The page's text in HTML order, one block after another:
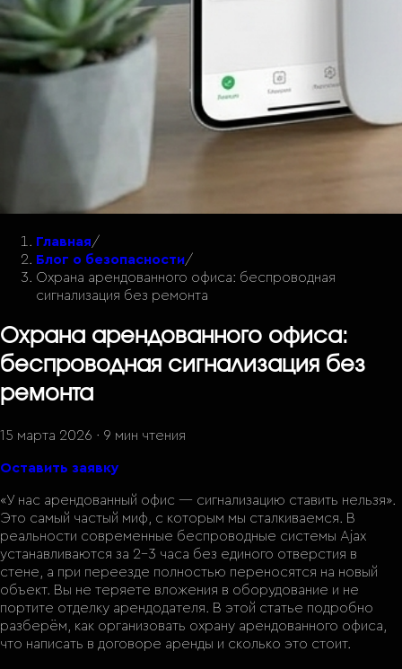
Главная/
Блог о безопасности/
Охрана арендованного офиса: беспроводная
сигнализация без ремонта
Охрана арендованного офиса:
беспроводная сигнализация без
ремонта
15 марта 2026 · 9 мин чтения
Оставить заявку
«У нас арендованный офис — сигнализацию ставить нельзя».
Это самый частый миф, с которым мы сталкиваемся. В
реальности современные беспроводные системы Ajax
устанавливаются за 2–3 часа без единого отверстия в
стене, а при переезде полностью переносятся на новый
объект. Вы не теряете вложения в оборудование и не
портите отделку арендодателя. В этой статье подробно
разберём, как организовать охрану арендованного офиса,
что написать в договоре аренды и сколько это стоит.